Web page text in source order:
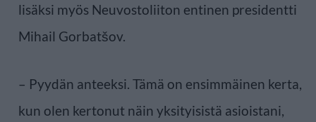
lisäksi myös Neuvostoliiton entinen presidentti
Mihail Gorbatšov.
– Pyydän anteeksi. Tämä on ensimmäinen kerta,
kun olen kertonut näin yksityisistä asioistani,